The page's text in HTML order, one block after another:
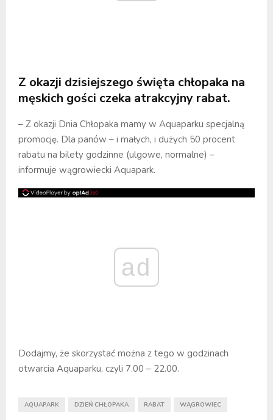
Z okazji dzisiejszego święta chłopaka na
męskich gości czeka atrakcyjny rabat.
– Z okazji Dnia Chłopaka mamy w Aquaparku specjalną
promocję. Dla panów – i małych, i dużych 50 procent
rabatu na bilety godzinne (ulgowe, normalne) –
informuje wągrowiecki Aquapark.
ad
Dodajmy, że skorzystać można z tego w godzinach
otwarcia Aquaparku, czyli 7.00 – 22.00.
AQUAPARK DZIEŃ CHŁOPAKA RABAT WĄGROWIEC